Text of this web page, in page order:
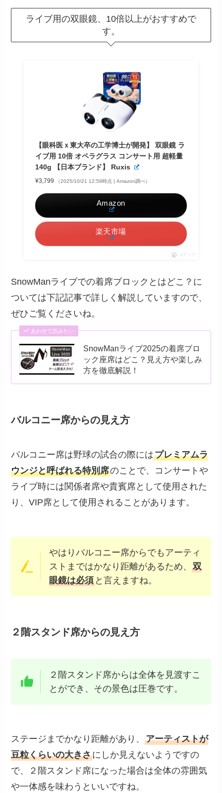
ライブ用の双眼鏡、10倍以上がおすすめで
す。
【眼科医ｘ東大卒の工学博士が開発】 双眼鏡 ラ
イブ用 10倍 オペラグラス コンサート用 超軽量
140g 【日本ブランド】 Ruxis
¥3,799 （2025/10/21 12:59時点 | Amazon調べ）
Amazon
楽天市場
ポチップ
SnowManライブでの着席ブロックとはどこ？に
ついては下記記事で詳しく解説していますので、
ぜひご覧くださいね。
あわせて読みたい
SnowManライブ2025の着席ブロ
ック座席はどこ？見え方や楽しみ
方を徹底解説！
バルコニー席からの見え方
バルコニー席は野球の試合の際にはプレミアムラ
ウンジと呼ばれる特別席のことで、コンサートや
ライブ時には関係者席や貴賓席として使用された
り、VIP席として使用されることがあります。
やはりバルコニー席からでもアーティ
ストまではかなり距離があるため、 双
眼鏡は必須と言えますね。
２階スタンド席からの見え方
２階スタンド席からは全体を見渡すこ
とができ、その景色は圧巻です。
ステージまでかなり距離があり、アーティストが
豆粒くらいの大きさにしか見えないようですの
で、２階スタンド席になった場合は全体の雰囲気
や一体感を味わうといいですね。